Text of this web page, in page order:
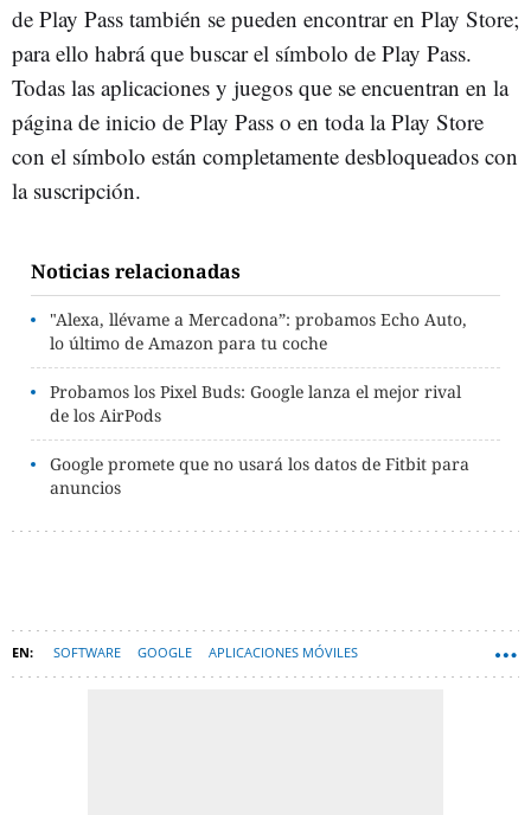
de Play Pass también se pueden encontrar en Play Store;
para ello habrá que buscar el símbolo de Play Pass.
Todas las aplicaciones y juegos que se encuentran en la
página de inicio de Play Pass o en toda la Play Store
con el símbolo están completamente desbloqueados con
la suscripción.
Noticias relacionadas
"Alexa, llévame a Mercadona”: probamos Echo Auto,
lo último de Amazon para tu coche
Probamos los Pixel Buds: Google lanza el mejor rival
de los AirPods
Google promete que no usará los datos de Fitbit para
anuncios
SOFTWARE GOOGLE APLICACIONES MÓVILES